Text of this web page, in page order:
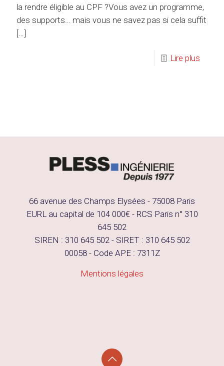
la rendre éligible au CPF ?Vous avez un programme,
des supports… mais vous ne savez pas si cela suffit
[…]
Lire plus
66 avenue des Champs Elysées - 75008 Paris
EURL au capital de 104 000€ - RCS Paris n° 310
645 502
SIREN : 310 645 502 - SIRET : 310 645 502
00058 - Code APE : 7311Z
Mentions légales